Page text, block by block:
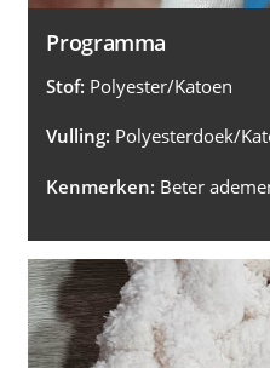
Programma
Stof: Polyester/Katoen
Vulling: Polyesterdoek/
Kenmerken: Beter